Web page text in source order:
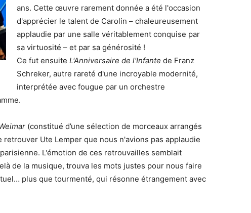
ans. Cette œuvre rarement donnée a été l'occasion
d'apprécier le talent de Carolin – chaleureusement
applaudie par une salle véritablement conquise par
sa virtuosité – et par sa générosité !
Ce fut ensuite L'Anniversaire de l'Infante de Franz
Schreker, autre rareté d'une incroyable modernité,
interprétée avec fougue par un orchestre
(constitué d’une sélection de morceaux arrangés
Ute Lemper que nous n'avions pas applaudie
L'émotion de ces retrouvailles semblait
de la musique, trouva les mots justes pour nous faire
plus que tourmenté, qui résonne étrangement avec